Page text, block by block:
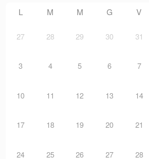
L M M G V
27 28 29 30 31
3 4 5 6 7
10 11 12 13 14
17 18 19 20 21
24 25 26 27 28